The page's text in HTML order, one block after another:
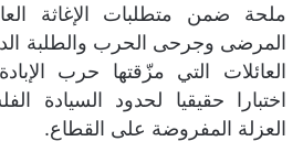
ملحة ضمن متطلبات الإغاثة
المرضى وجرحى الحرب والطلبة
العائلات التي مزّقتها حرب
اختبارا حقيقيا لحدود السيادة
العزلة المفروضة على القطاع.